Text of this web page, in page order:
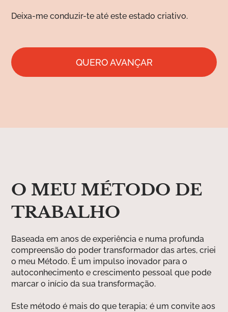
Deixa-me conduzir-te até este estado criativo.
QUERO AVANÇAR
O MEU MÉTODO DE
TRABALHO
Baseada em anos de experiência e numa profunda
compreensão do poder transformador das artes, criei
o meu Método. É um impulso inovador para o
autoconhecimento e crescimento pessoal que pode
marcar o início da sua transformação.
Este método é mais do que terapia; é um convite aos